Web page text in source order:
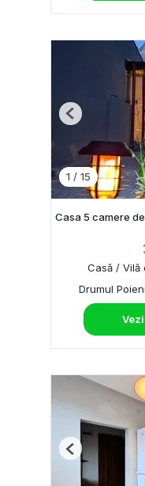
1 / 15
Previous
Casa 5 camere
Casă / Vilă
Drumul
Previous